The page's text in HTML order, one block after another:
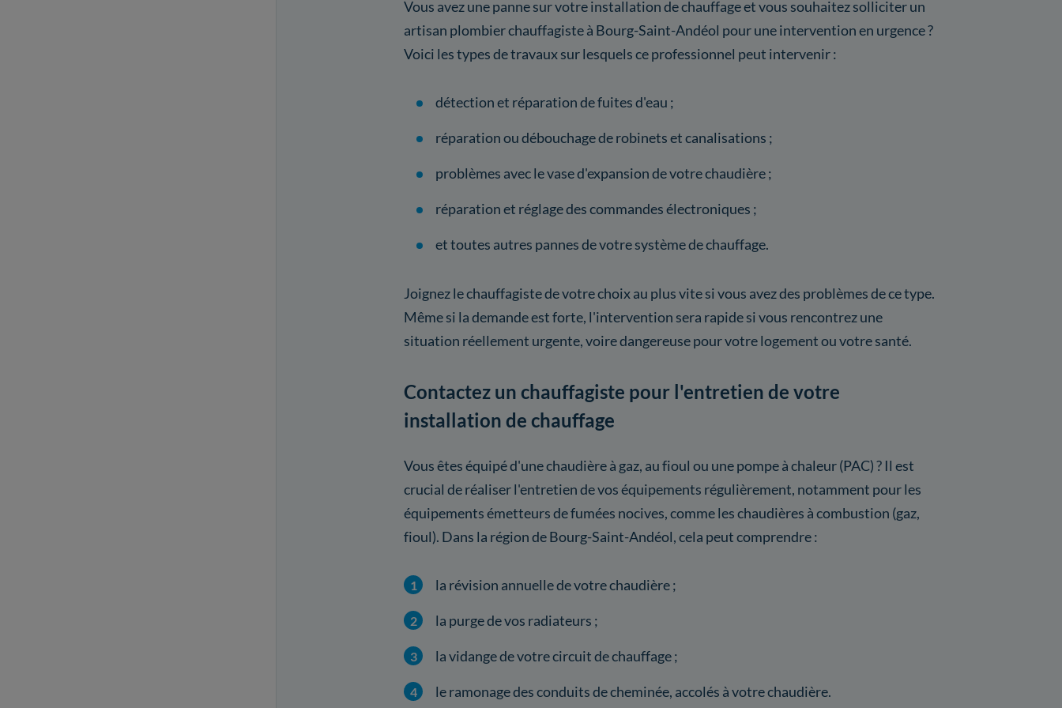
Vous avez une panne sur votre installation de chauffage et vous souhaitez solliciter un
artisan plombier chauffagiste à Bourg-Saint-Andéol pour une intervention en urgence ?
Voici les types de travaux sur lesquels ce professionnel peut intervenir :
détection et réparation de fuites d'eau ;
réparation ou débouchage de robinets et canalisations ;
problèmes avec le vase d'expansion de votre chaudière ;
réparation et réglage des commandes électroniques ;
et toutes autres pannes de votre système de chauffage.
Joignez le chauffagiste de votre choix au plus vite si vous avez des problèmes de ce type.
Même si la demande est forte, l'intervention sera rapide si vous rencontrez une
situation réellement urgente, voire dangereuse pour votre logement ou votre santé.
Contactez un chauffagiste pour l'entretien de votre
installation de chauffage
Vous êtes équipé d'une chaudière à gaz, au fioul ou une pompe à chaleur (PAC) ? Il est
crucial de réaliser l'entretien de vos équipements régulièrement, notamment pour les
équipements émetteurs de fumées nocives, comme les chaudières à combustion (gaz,
fioul). Dans la région de Bourg-Saint-Andéol, cela peut comprendre :
la révision annuelle de votre chaudière ;
la purge de vos radiateurs ;
la vidange de votre circuit de chauffage ;
le ramonage des conduits de cheminée, accolés à votre chaudière.